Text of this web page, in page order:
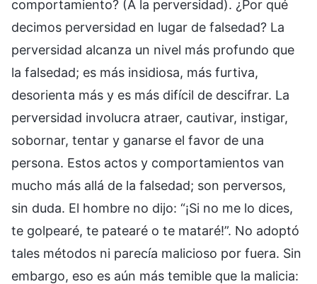
comportamiento? (A la perversidad). ¿Por qué
decimos perversidad en lugar de falsedad? La
perversidad alcanza un nivel más profundo que
la falsedad; es más insidiosa, más furtiva,
desorienta más y es más difícil de descifrar. La
perversidad involucra atraer, cautivar, instigar,
sobornar, tentar y ganarse el favor de una
persona. Estos actos y comportamientos van
mucho más allá de la falsedad; son perversos,
sin duda. El hombre no dijo: “¡Si no me lo dices,
te golpearé, te patearé o te mataré!”. No adoptó
tales métodos ni parecía malicioso por fuera. Sin
embargo, eso es aún más temible que la malicia: